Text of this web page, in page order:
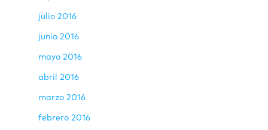
julio 2016
junio 2016
mayo 2016
abril 2016
marzo 2016
febrero 2016